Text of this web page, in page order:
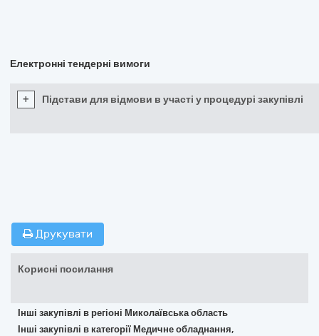
Електронні тендерні вимоги
+ Підстави для відмови в участі у процедурі закупівлі
Друкувати
Корисні посилання
Інші закупівлі в регіоні Миколаївська область
Інші закупівлі в категорії Медичне обладнання,